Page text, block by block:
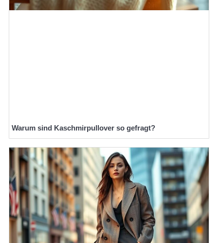
Warum sind Kaschmirpullover so gefragt?